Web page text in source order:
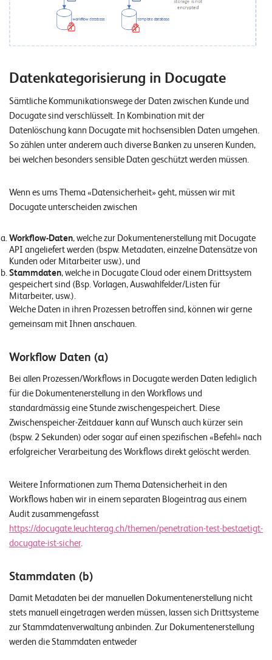
Datenkategorisierung in Docugate
Sämtliche Kommunikationswege der Daten zwischen Kunde und
Docugate sind verschlüsselt. In Kombination mit der
Datenlöschung kann Docugate mit hochsensiblen Daten umgehen.
So zählen unter anderem auch diverse Banken zu unseren Kunden,
bei welchen besonders sensible Daten geschützt werden müssen.
Wenn es ums Thema «Datensicherheit» geht, müssen wir mit
Docugate unterscheiden zwischen
Workflow-Daten, welche zur Dokumentenerstellung mit Docugate
API angeliefert werden (bspw. Metadaten, einzelne Datensätze von
Kunden oder Mitarbeiter usw.), und
Stammdaten, welche in Docugate Cloud oder einem Drittsystem
gespeichert sind (Bsp. Vorlagen, Auswahlfelder/Listen für
Mitarbeiter, usw.).
Welche Daten in ihren Prozessen betroffen sind, können wir gerne
gemeinsam mit Ihnen anschauen.
Workflow Daten (a)
Bei allen Prozessen/Workflows in Docugate werden Daten lediglich
für die Dokumentenerstellung in den Workflows und
standardmässig eine Stunde zwischengespeichert. Diese
Zwischenspeicher-Zeitdauer kann auf Wunsch auch kürzer sein
(bspw. 2 Sekunden) oder sogar auf einen spezifischen «Befehl» nach
erfolgreicher Verarbeitung des Workflows direkt gelöscht werden.
Weitere Informationen zum Thema Datensicherheit in den
Workflows haben wir in einem separaten Blogeintrag aus einem
Audit zusammengefasst
https://docugate.leuchterag.ch/themen/penetration-test-bestaetigt-
docugate-ist-sicher.
Stammdaten (b)
Damit Metadaten bei der manuellen Dokumentenerstellung nicht
stets manuell eingetragen werden müssen, lassen sich Drittsysteme
zur Stammdatenverwaltung anbinden. Zur Dokumentenerstellung
werden die Stammdaten entweder